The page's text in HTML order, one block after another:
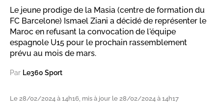
Le jeune prodige de la Masia (centre de formation du
FC Barcelone) Ismael Ziani a décidé de représenter le
Maroc en refusant la convocation de l'équipe
espagnole U15 pour le prochain rassemblement
prévu au mois de mars.
Par Le360 Sport
Le 28/02/2024 à 14h16, mis à jour le 28/02/2024 à 14h17